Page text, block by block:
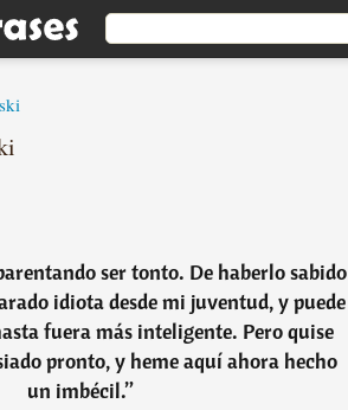
ser tonto. De haberlo sabido
idiota desde mi juventud, y puede
fuera más inteligente. Pero quise
pronto, y heme aquí ahora hecho
un imbécil.”